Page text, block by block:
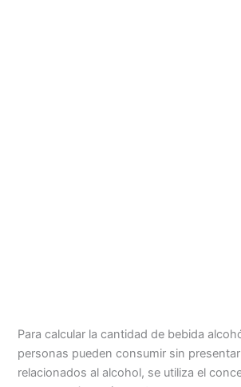
Para calcular la cantidad de bebida
personas pueden consumir sin
relacionados al alcohol, se utiliza el